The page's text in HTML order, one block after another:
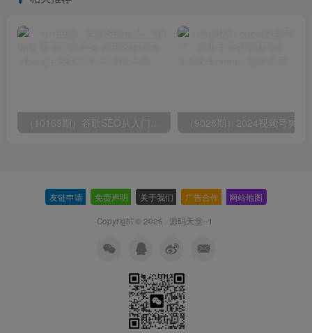
友链申请 免责声明 关于我们 广告合作 网站地图
Copyright © 2025 · 源码天堂--1